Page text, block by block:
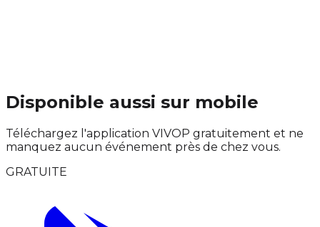
Disponible aussi sur mobile
Téléchargez l'application VIVOP gratuitement et ne
manquez aucun événement près de chez vous.
GRATUITE